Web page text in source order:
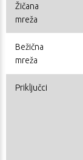
Žičana
mreža
Bežična
mreža
Priključci